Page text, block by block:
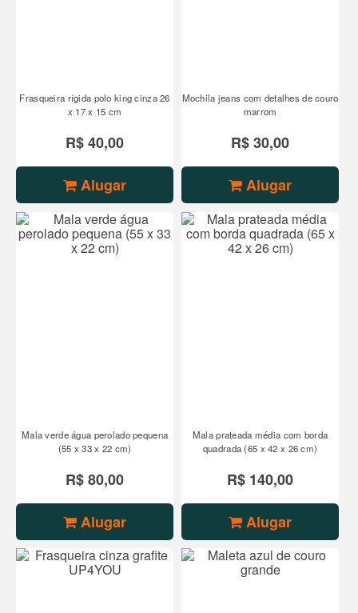
Frasqueira rígida polo king cinza 26
x 17 x 15 cm
R$ 40,00
Alugar
Mochila jeans com detalhes de couro
marrom
R$ 30,00
Alugar
Mala verde água perolado pequena
(55 x 33 x 22 cm)
R$ 80,00
Alugar
Mala prateada média com borda
quadrada (65 x 42 x 26 cm)
R$ 140,00
Alugar